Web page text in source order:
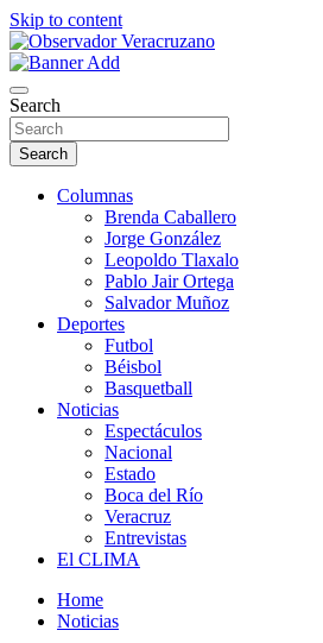
Skip to content
Observador Veracruzano
Search
Search
Columnas
Brenda Caballero
Jorge González
Leopoldo Tlaxalo
Pablo Jair Ortega
Salvador Muñoz
Deportes
Futbol
Béisbol
Basquetball
Noticias
Espectáculos
Nacional
Estado
Boca del Río
Veracruz
Entrevistas
El CLIMA
Home
Noticias